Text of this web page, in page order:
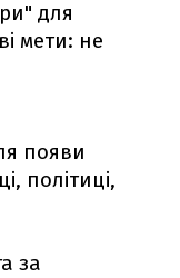
для
мети: не
появи
політиці,
за